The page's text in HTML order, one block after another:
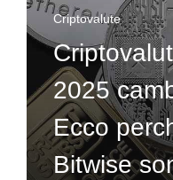
Criptovalute
2025
Ecco
Bitwise